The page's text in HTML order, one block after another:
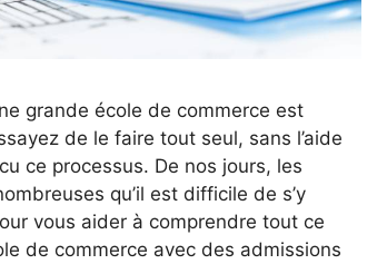
grande école de commerce est
de le faire tout seul, sans l’aide
ce processus. De nos jours, les
qu’il est difficile de s’y
vous aider à comprendre tout ce
de commerce avec des admissions